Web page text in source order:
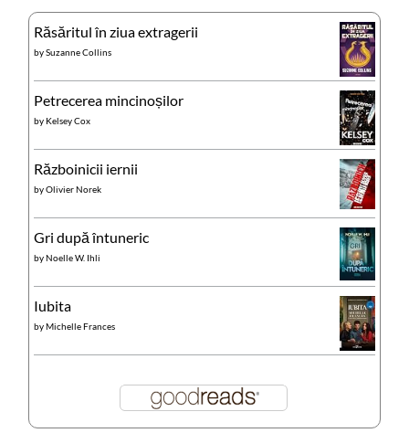
Răsăritul în ziua extragerii
bySuzanne Collins
Petrecerea mincinoșilor
by Kelsey Cox
Războinicii iernii
byOlivier Norek
Gri după întuneric
byNoelle W. Ihli
Iubita
byMichelle Frances